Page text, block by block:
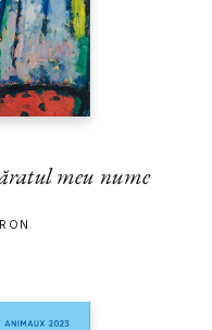
meu nume